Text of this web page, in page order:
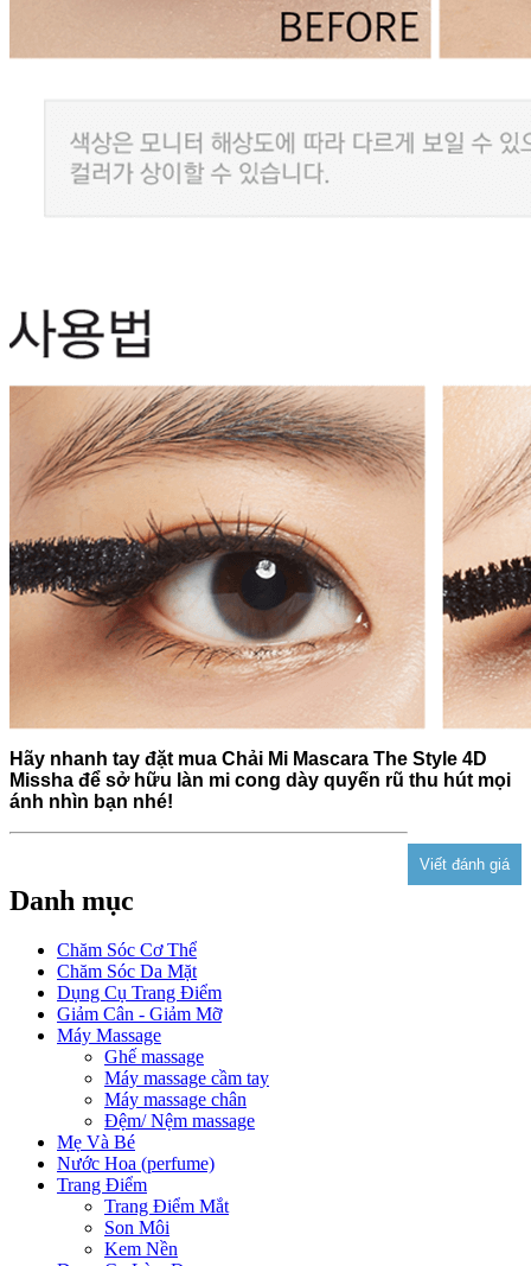
Hãy nhanh tay đặt mua Chải Mi Mascara The Style 4D
Missha để sở hữu làn mi cong dày quyến rũ thu hút mọi
ánh nhìn bạn nhé!
Danh mục
Chăm Sóc Cơ Thể
Chăm Sóc Da Mặt
Dụng Cụ Trang Điểm
Giảm Cân - Giảm Mỡ
Máy Massage
Ghế massage
Máy massage cầm tay
Máy massage chân
Đệm/ Nệm massage
Mẹ Và Bé
Nước Hoa (perfume)
Trang Điểm
Trang Điểm Mắt
Son Môi
Kem Nền